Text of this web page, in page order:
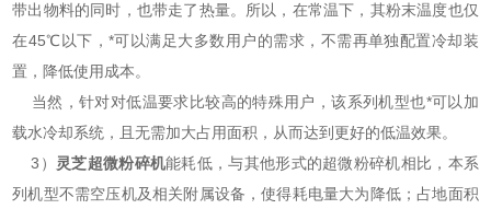
带出物料的同时，也带走了热量。所以，在常温下，其粉末温度也仅
在45℃以下，*可以满足大多数用户的需求，不需再单独配置冷却装
置，降低使用成本。
当然，针对对低温要求比较高的特殊用户，该系列机型也*可以加
载水冷却系统，且无需加大占用面积，从而达到更好的低温效果。
3） 灵芝超微粉碎机能耗低，与其他形式的超微粉碎机相比，本系
列机型不需空压机及相关附属设备，使得耗电量大为降低；占地面积